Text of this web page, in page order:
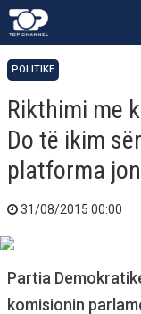
POLITIKË
Rikthimi me
Do të ikim
platforma
31/08/2015 00:00
Partia
komisionin